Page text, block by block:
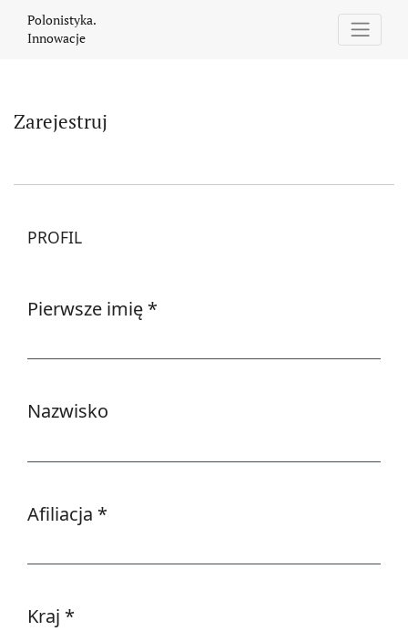
Polonistyka.
Innowacje
Zarejestruj
PROFIL
Pierwsze imię *
Nazwisko
Afiliacja *
Kraj *